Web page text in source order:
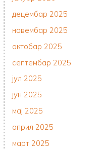
децембар 2025
новембар 2025
октобар 2025
септембар 2025
јул 2025
јун 2025
мај 2025
април 2025
март 2025